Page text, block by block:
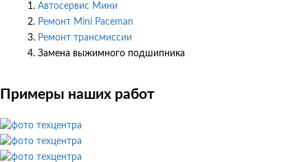
Автосервис Мини
Ремонт Mini Paceman
Ремонт трансмиссии
Замена выжимного подшипника
Примеры наших работ